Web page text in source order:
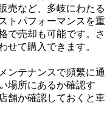
売など、多岐にわたる
トパフォーマンスを重
で売却も可能です。さ
せて購入できます。
ンテナンスで頻繁に通
場所にあるか確認す
舗か確認しておくと車